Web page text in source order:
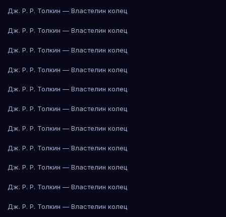
Дж. Р. Р. Толкин — Властелин колец
Дж. Р. Р. Толкин — Властелин колец
Дж. Р. Р. Толкин — Властелин колец
Дж. Р. Р. Толкин — Властелин колец
Дж. Р. Р. Толкин — Властелин колец
Дж. Р. Р. Толкин — Властелин колец
Дж. Р. Р. Толкин — Властелин колец
Дж. Р. Р. Толкин — Властелин колец
Дж. Р. Р. Толкин — Властелин колец
Дж. Р. Р. Толкин — Властелин колец
Дж. Р. Р. Толкин — Властелин колец